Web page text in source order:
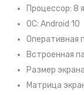
Процессор: 8
ОС: Android 10
Оперативная
Встроенная
Размер
Матрица